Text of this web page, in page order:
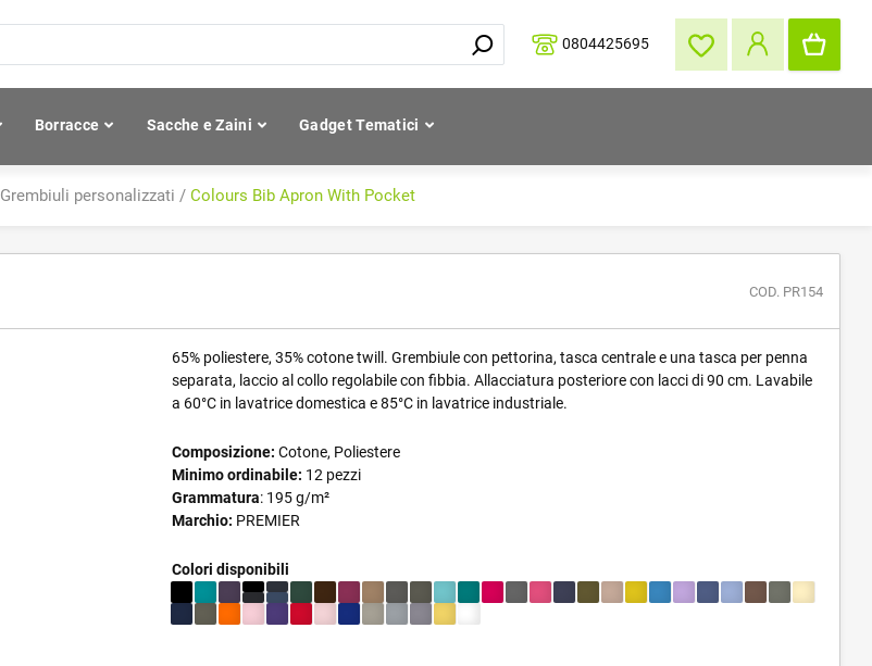
0804425695
Borracce Sacche e Zaini Gadget Tematici
Grembiuli personalizzati / Colours Bib Apron With Pocket
COD. PR154
65% poliestere, 35% cotone twill. Grembiule con pettorina, tasca centrale e una tasca per penna
separata, laccio al collo regolabile con fibbia. Allacciatura posteriore con lacci di 90 cm. Lavabile
a 60°C in lavatrice domestica e 85°C in lavatrice industriale.
Composizione: Cotone, Poliestere
Minimo ordinabile: 12 pezzi
Grammatura: 195 g/m²
Marchio: PREMIER
Colori disponibili